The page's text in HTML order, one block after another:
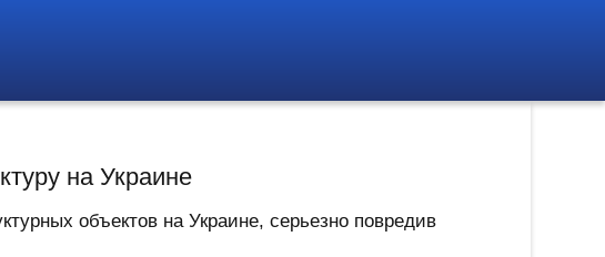
на Украине
объектов на Украине, серьезно повредив